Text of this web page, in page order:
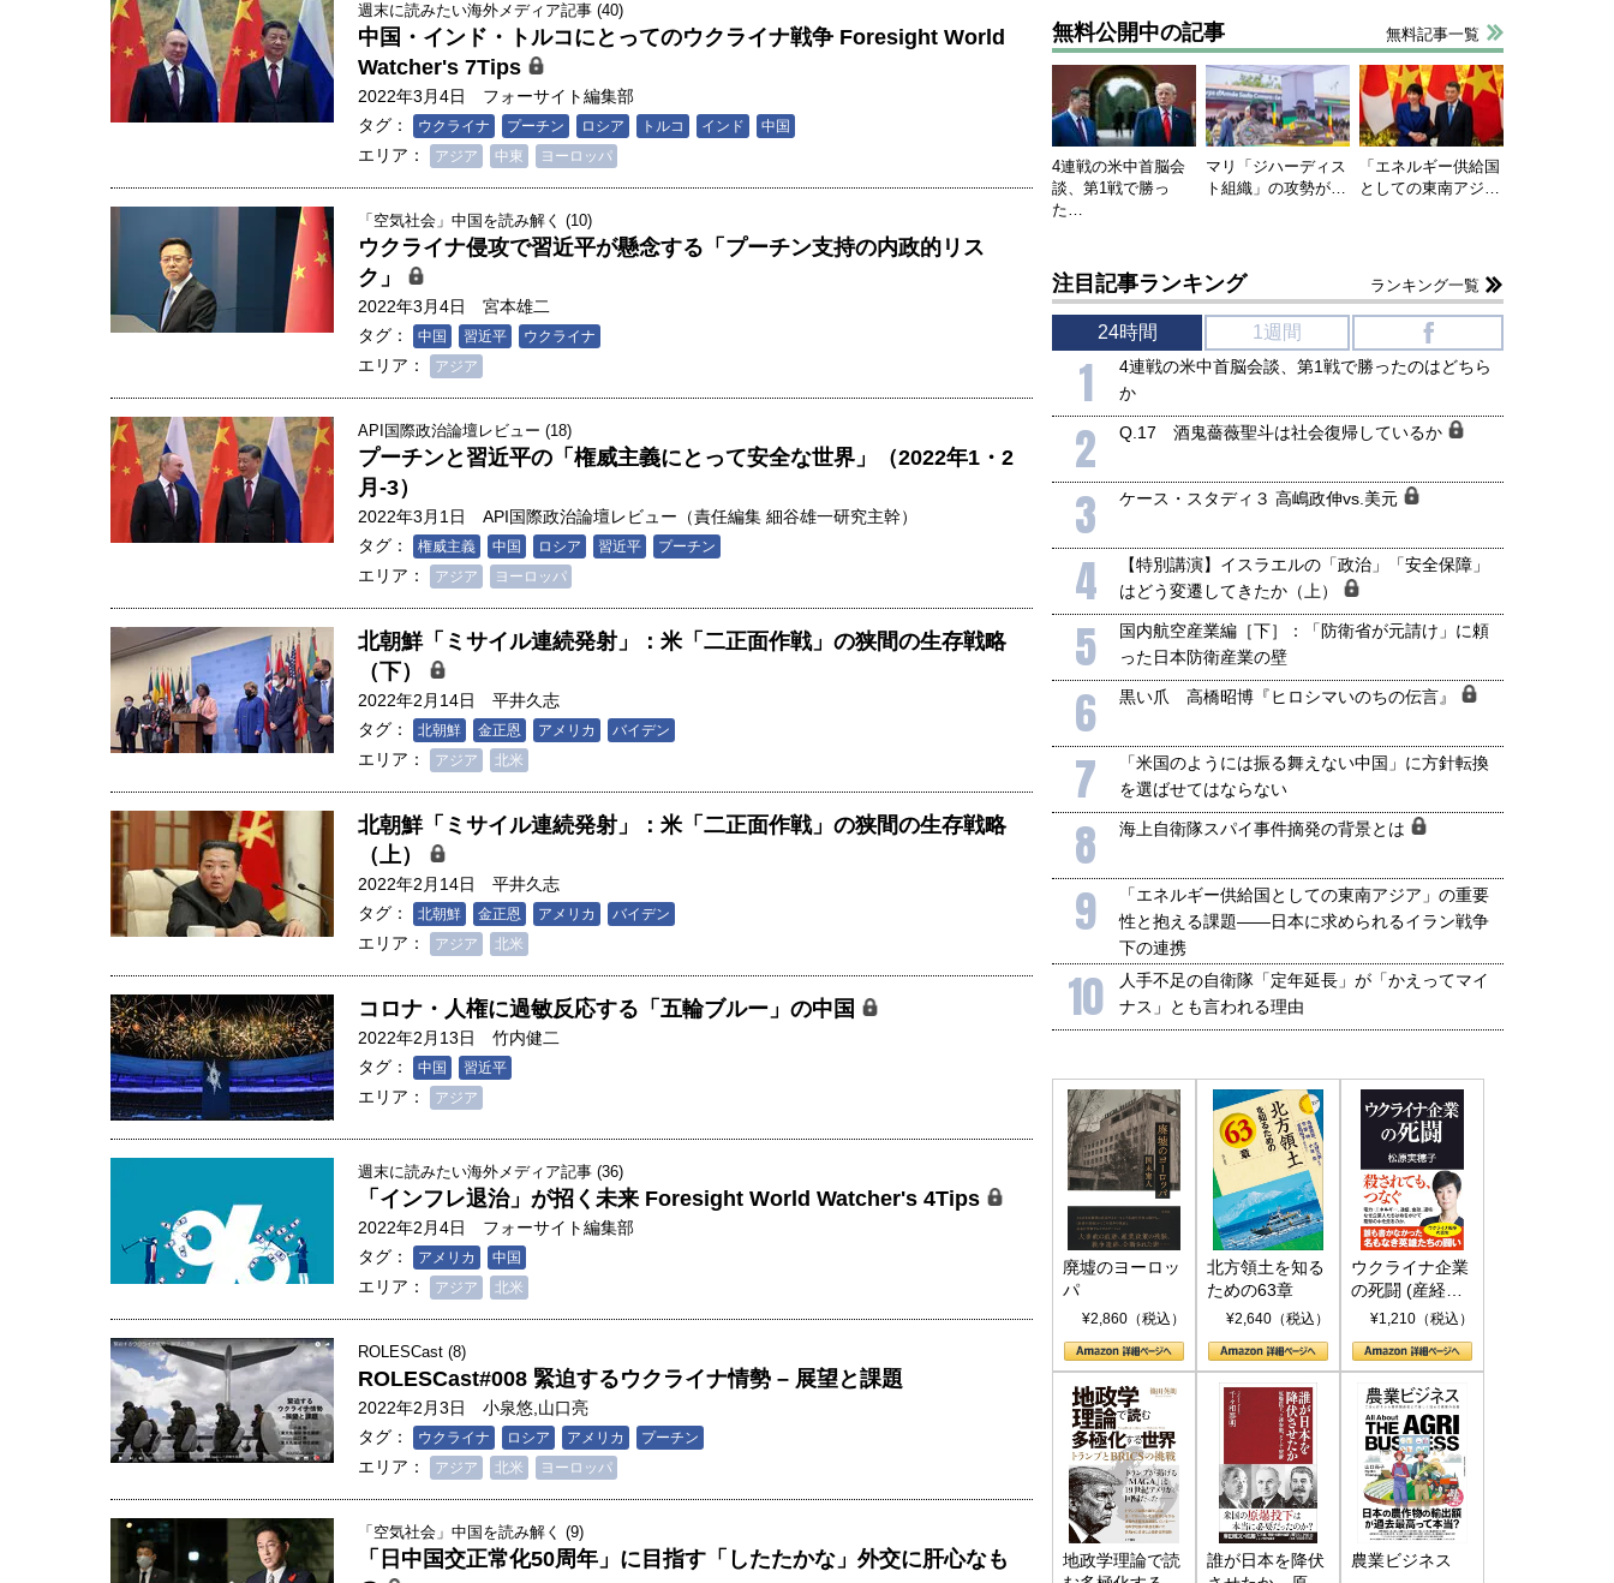
週末に読みたい海外メディア記事 (40)
中国・インド・トルコにとってのウクライナ戦争 Foresight World
Watcher's 7Tips
2022年3月4日
フォーサイト編集部
タグ：
ウクライナ プーチン ロシア トルコ インド 中国
エリア： アジア 中東 ヨーロッパ
「空気社会」中国を読み解く (10)
ウクライナ侵攻で習近平が懸念する「プーチン支持の内政的リス
ク」
2022年3月4日
宮本雄二
タグ：
中国 習近平 ウクライナ
エリア： アジア
API国際政治論壇レビュー (18)
プーチンと習近平の「権威主義にとって安全な世界」（2022年1・2
月-3）
2022年3月1日
API国際政治論壇レビュー（責任編集 細谷雄一研究主幹）
タグ：
権威主義 中国 ロシア 習近平 プーチン
エリア： アジア ヨーロッパ
北朝鮮「ミサイル連続発射」：米「二正面作戦」の狭間の生存戦略
（下）
2022年2月14日
平井久志
タグ：
北朝鮮 金正恩 アメリカ バイデン
エリア： アジア 北米
北朝鮮「ミサイル連続発射」：米「二正面作戦」の狭間の生存戦略
（上）
2022年2月14日
平井久志
タグ：
北朝鮮 金正恩 アメリカ バイデン
エリア： アジア 北米
コロナ・人権に過敏反応する「五輪ブルー」の中国
2022年2月13日
竹内健二
タグ：
中国 習近平
エリア： アジア
週末に読みたい海外メディア記事 (36)
「インフレ退治」が招く未来 Foresight World Watcher's 4Tips
2022年2月4日
フォーサイト編集部
タグ：
アメリカ 中国
エリア： アジア 北米
ROLESCast (8)
ROLESCast#008 緊迫するウクライナ情勢 – 展望と課題
2022年2月3日 小泉悠 山口亮
タグ：
ウクライナ ロシア アメリカ プーチン
エリア： アジア 北米 ヨーロッパ
「空気社会」中国を読み解く (9)
「日中国交正常化50周年」に目指す「したたかな」外交に肝心なも
無料公開中の記事 無料記事一覧
4連戦の米中首脳会
談、第1戦で勝っ
た…
マリ「ジハーディス
ト組織」の攻勢が…
「エネルギー供給国
としての東南アジ…
注目記事ランキング ランキング一覧
24時間 1週間
1
4連戦の米中首脳会談、第1戦で勝ったのはどちら
か
2 Q.17 酒鬼薔薇聖斗は社会復帰しているか
3 ケース・スタディ３ 高嶋政伸vs.美元
4
【特別講演】イスラエルの「政治」「安全保障」
はどう変遷してきたか（上）
5
国内航空産業編［下］：「防衛省が元請け」に頼
った日本防衛産業の壁
6 黒い爪 高橋昭博『ヒロシマいのちの伝言』
7
「米国のようには振る舞えない中国」に方針転換
を選ばせてはならない
8 海上自衛隊スパイ事件摘発の背景とは
9
「エネルギー供給国としての東南アジア」の重要
性と抱える課題――日本に求められるイラン戦争
下の連携
10
人手不足の自衛隊「定年延長」が「かえってマイ
ナス」とも言われる理由
廃墟のヨーロッ
パ
¥2,860（税込）
北方領土を知る
ための63章
¥2,640（税込）
ウクライナ企業
の死闘 (産経セ
レクト S 039)
¥1,210（税込）
地政学理論で読
誰が日本を降伏
農業ビジネス